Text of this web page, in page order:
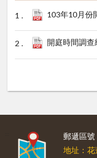
103年10月份
開庭時間調
郵遞區
地址：花